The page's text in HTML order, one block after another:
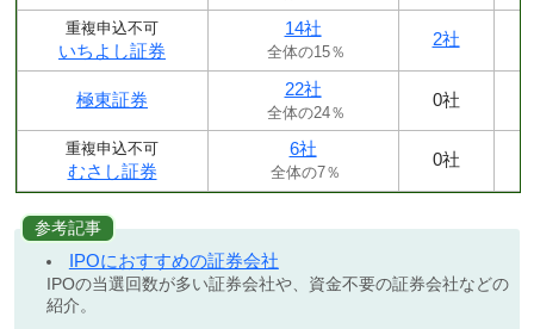
重複申込不可
いちよし証券
14社
全体の15％
2社
極東証券
22社
全体の24％
0社
重複申込不可
むさし証券
6社
全体の7％
0社
参考記事
IPOにおすすめの証券会社
IPOの当選回数が多い証券会社や、資金不要の証券会社などの
紹介。